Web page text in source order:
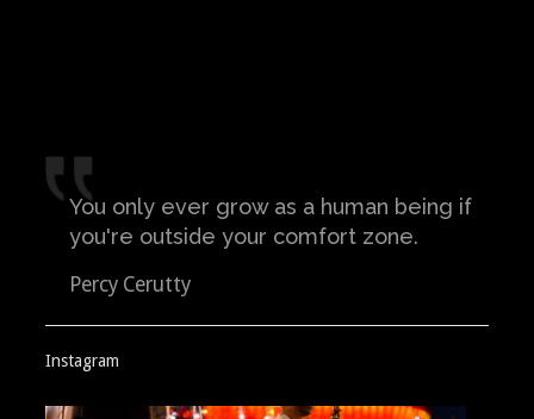
You only ever grow as a human being if
you're outside your comfort zone.
Percy Cerutty
Instagram